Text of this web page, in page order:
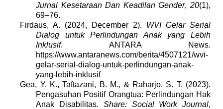
Jurnal Kesetaraan Dan Keadilan Gender, 20(1),
69–76.
Firdaus, A. (2024, December 2). WVI Gelar Serial
Dialog untuk Perlindungan Anak yang Lebih
Inklusif. ANTARA News.
https://www.antaranews.com/berita/4507121/wvi-
gelar-serial-dialog-untuk-perlindungan-anak-
yang-lebih-inklusif
Gea, Y. K., Taftazani, B. M., & Raharjo, S. T. (2023).
Pengasuhan Positif Orangtua: Perlindungan Hak
Anak Disabilitas. Share: Social Work Journal,